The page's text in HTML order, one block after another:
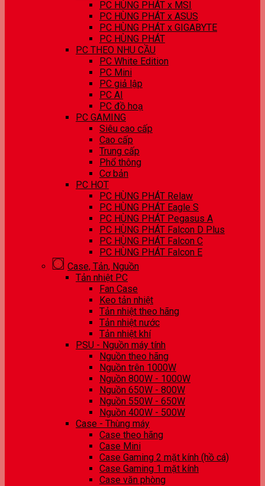
PC HÙNG PHÁT x MSI
PC HÙNG PHÁT x ASUS
PC HÙNG PHÁT x GIGABYTE
PC HÙNG PHÁT
PC THEO NHU CẦU
PC White Edition
PC Mini
PC giả lập
PC AI
PC đồ hoạ
PC GAMING
Siêu cao cấp
Cao cấp
Trung cấp
Phổ thông
Cơ bản
PC HOT
PC HÙNG PHÁT Relaw
PC HÙNG PHÁT Eagle S
PC HÙNG PHÁT Pegasus A
PC HÙNG PHÁT Falcon D Plus
PC HÙNG PHÁT Falcon C
PC HÙNG PHÁT Falcon E
Case, Tản, Nguồn
Tản nhiệt PC
Fan Case
Keo tản nhiệt
Tản nhiệt theo hãng
Tản nhiệt nước
Tản nhiệt khí
PSU - Nguồn máy tính
Nguồn theo hãng
Nguồn trên 1000W
Nguồn 800W - 1000W
Nguồn 650W - 800W
Nguồn 550W - 650W
Nguồn 400W - 500W
Case - Thùng máy
Case theo hãng
Case Mini
Case Gaming 2 mặt kính (hồ cá)
Case Gaming 1 mặt kính
Case văn phòng